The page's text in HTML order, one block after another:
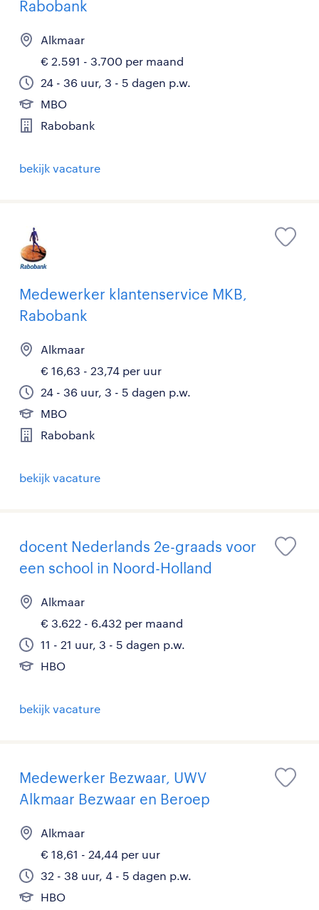
Rabobank
Alkmaar
€ 2.591 - 3.700 per maand
24 - 36 uur, 3 - 5 dagen p.w.
MBO
Rabobank
bekijk vacature
Medewerker klantenservice MKB,
Rabobank
Alkmaar
€ 16,63 - 23,74 per uur
24 - 36 uur, 3 - 5 dagen p.w.
MBO
Rabobank
bekijk vacature
docent Nederlands 2e-graads voor
een school in Noord-Holland
Alkmaar
€ 3.622 - 6.432 per maand
11 - 21 uur, 3 - 5 dagen p.w.
HBO
bekijk vacature
Medewerker Bezwaar, UWV
Alkmaar Bezwaar en Beroep
Alkmaar
€ 18,61 - 24,44 per uur
32 - 38 uur, 4 - 5 dagen p.w.
HBO